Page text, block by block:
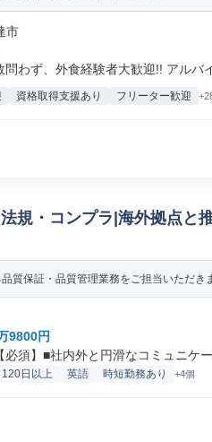
市
わず、外食経験者大歓迎!! アルバ
資格取得支援あり フリーター歓迎
法規・コンプラ|海外拠点と
質保証・品質管理業務をご担当いただき
9800円
須】■社内外と円滑なコミュニケ
日以上 英語 時短勤務あり +4個